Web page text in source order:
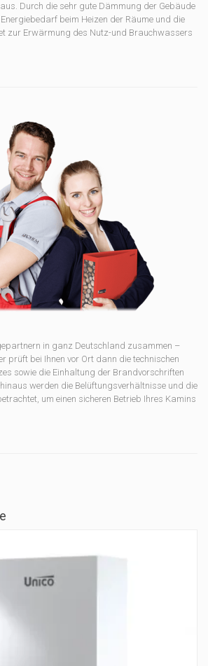
Durch die sehr gute Dämmung der Gebäude
beim Heizen der Räume und die
zur Erwärmung des Nutz-und Brauchwassers
in ganz Deutschland zusammen –
prüft bei Ihnen vor Ort dann die technischen
sowie die Einhaltung der Brandvorschriften
werden die Belüftungsverhältnisse und die
um einen sicheren Betrieb Ihres Kamins